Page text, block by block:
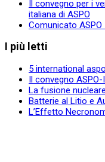
Il convegno per i
italiana di ASPO
Comunicato
I più letti
5 international
Il convegno
La fusione
Batterie al Litio e
L’Effetto